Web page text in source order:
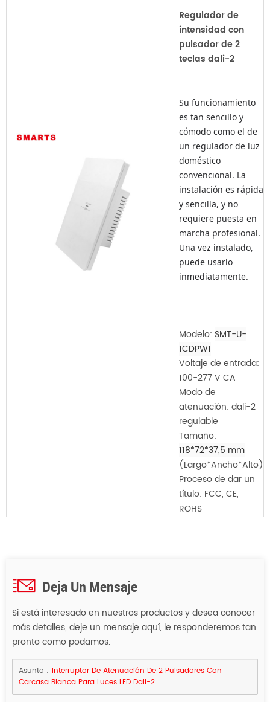
Regulador de
intensidad con
pulsador de 2
Su funcionamiento
es tan sencillo y
cómodo como el de
un regulador de luz
doméstico
convencional. La
instalación es rápida
y sencilla, y no
requiere puesta en
marcha profesional.
Una vez instalado,
puede usarlo
Modelo: SMT-U-
1CDPW1
Voltaje de entrada:
100-277 V CA
Modo de
atenuación: dali-2
regulable
Tamaño:
118*72*37,5 mm
(Largo*Ancho*Alto)
Proceso de dar un
título: FCC, CE,
ROHS
Deja Un Mensaje
Si está interesado en nuestros productos y desea conocer
más detalles, deje un mensaje aquí, le responderemos tan
pronto como podamos.
Asunto : Interruptor De Atenuación De 2 Pulsadores Con
Carcasa Blanca Para Luces LED Dali-2